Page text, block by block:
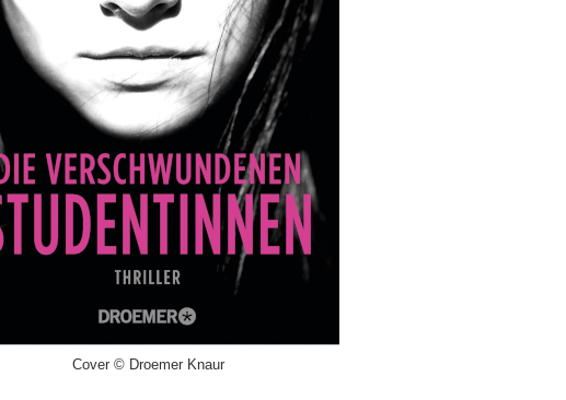
Cover © Droemer Knaur